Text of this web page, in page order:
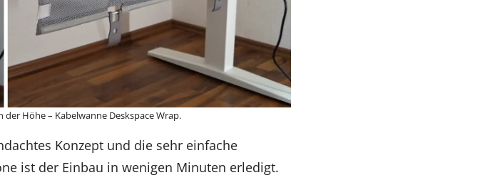
Höhe – Kabelwanne Deskspace Wrap.
Konzept und die sehr einfache
ist der Einbau in wenigen Minuten erledigt.